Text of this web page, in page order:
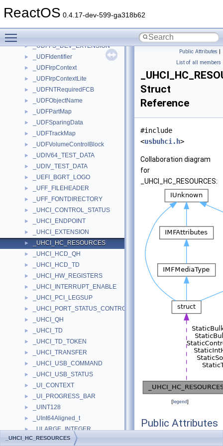
ReactOS 0.4.17-dev-599-ga318b62
► _UDFEjectWaitContext
► _UDFFS_DEV_EXTENSION
► _UDFIdentifier
► _UDFIrpContext
► _UDFIrpContextLite
► _UDFNTRequiredFCB
► _UDFObjectName
► _UDFPartMap
► _UDFSparingData
► _UDFTrackMap
► _UDFVolumeControlBlock
► _UDIV64_TEST_DATA
► _UDIV_TEST_DATA
► _UEFI_BGRT_LOGO
► _UFF_FILEHEADER
► _UFF_FONTDIRECTORY
► _UHCI_CONTROL_STATUS
► _UHCI_ENDPOINT
► _UHCI_EXTENSION
► _UHCI_HC_RESOURCES
► _UHCI_HCD_QH
► _UHCI_HCD_TD
► _UHCI_HW_REGISTERS
► _UHCI_INTERRUPT_ENABLE
► _UHCI_PCI_LEGSUP
► _UHCI_PORT_STATUS_CONTROL
► _UHCI_QH
► _UHCI_TD
► _UHCI_TD_TOKEN
► _UHCI_TRANSFER
► _UHCI_USB_COMMAND
► _UHCI_USB_STATUS
► _UI_CONTEXT
► _UI_PROGRESS_BAR
► _UINT128
► _UInt64Aligned_t
► _ULARGE_INTEGER
► _UMA_DESCRIPTOR
Public Attributes |
List of all members
Struct
Reference
#include
<usbuhci.h>
Collaboration diagram
for
_UHCI_HC_RESOURCES:
[legend]
Public Attributes
_UHCI_HC_RESOURCES